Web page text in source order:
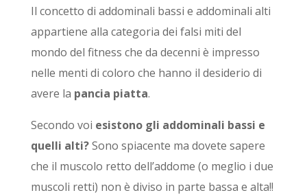
Il concetto di addominali bassi e addominali alti
appartiene alla categoria dei falsi miti del
mondo del fitness che da decenni è impresso
nelle menti di coloro che hanno il desiderio di
avere la pancia piatta.
Secondo voi esistono gli addominali bassi e
quelli alti?Sono spiacente ma dovete sapere
che il muscolo retto dell’addome (o meglio i due
muscoli retti) non è diviso in parte bassa e alta!!